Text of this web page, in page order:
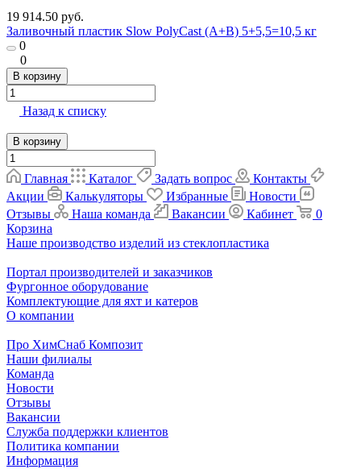
19 914.50 руб.
Заливочный пластик Slow PolyCast (A+B) 5+5,5=10,5 кг
0
0
В корзину
Назад к списку
В корзину
Главная Каталог Задать вопрос
Контакты
Акции
Калькуляторы Избранные
Новости
Отзывы
Наша команда Вакансии Кабинет
0
Корзина
Наше производство изделий из стеклопластика
Портал производителей и заказчиков
Фургонное оборудование
Комплектующие для яхт и катеров
О компании
Про ХимСнаб Композит
Наши филиалы
Команда
Новости
Отзывы
Вакансии
Служба поддержки клиентов
Политика компании
Информация